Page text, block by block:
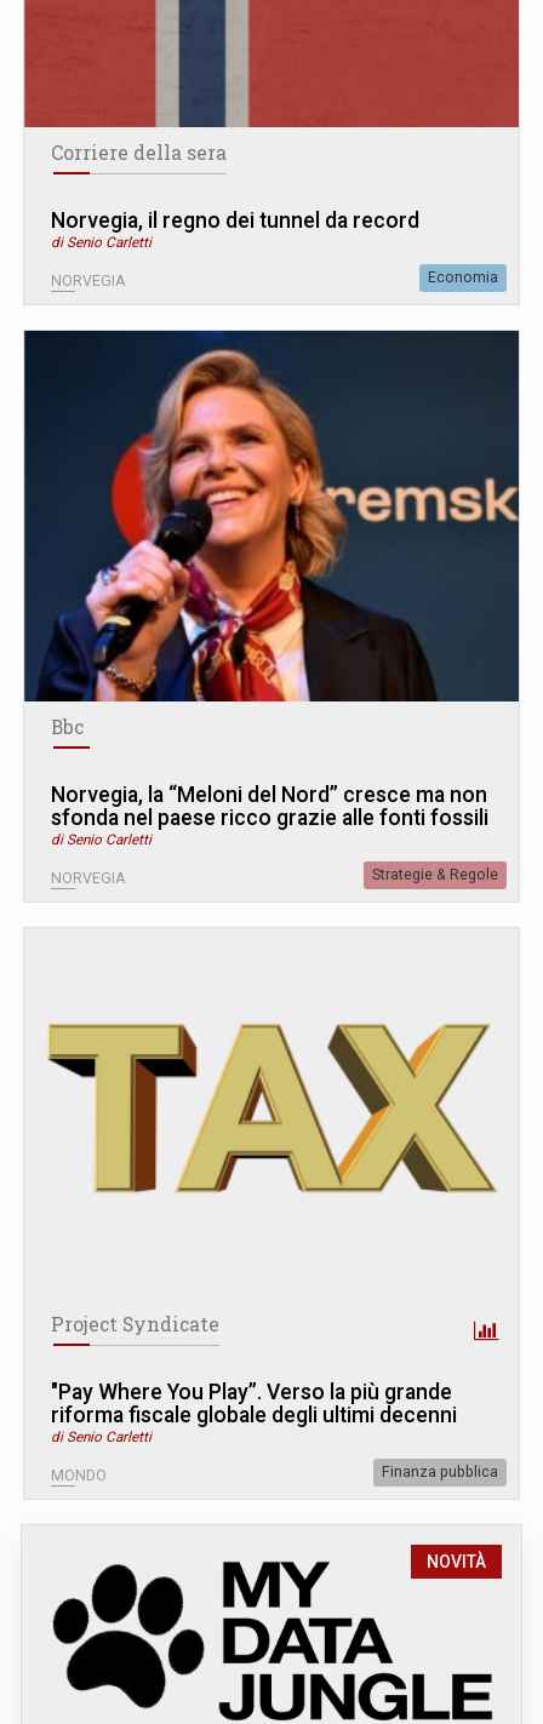
Corriere della sera
Norvegia, il regno dei tunnel da record
di Senio Carletti
NORVEGIA Economia
Bbc
Norvegia, la “Meloni del Nord” cresce ma non
sfonda nel paese ricco grazie alle fonti fossili
di Senio Carletti
NORVEGIA Strategie & Regole
Project Syndicate
"Pay Where You Play”. Verso la più grande
riforma fiscale globale degli ultimi decenni
di Senio Carletti
MONDO Finanza pubblica
NOVITÀ